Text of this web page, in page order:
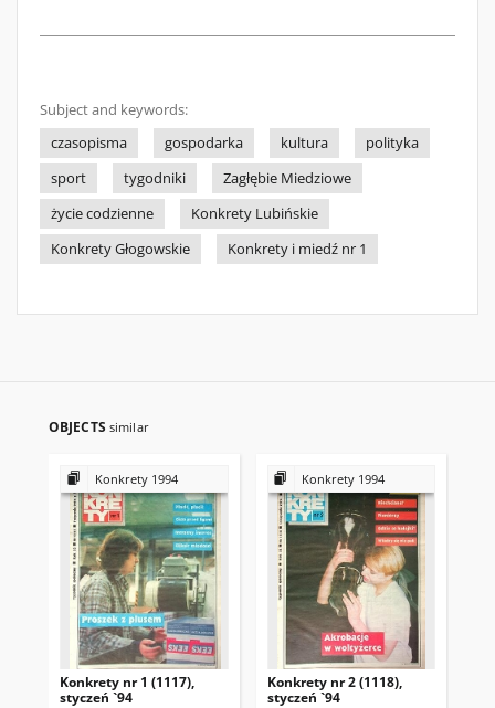
Subject and keywords:
czasopisma
gospodarka kultura
polityka
sport
tygodniki
Zagłębie Miedziowe
życie codzienne
Konkrety Lubińskie
Konkrety Głogowskie
Konkrety i miedź nr 1
OBJECTS similar
Konkrety 1994
Konkrety nr 1 (1117),
styczeń `94
Konkrety 1994
Konkrety nr 2 (1118),
styczeń `94